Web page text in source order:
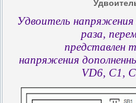
Удвоитель напряжения
раза,
представлен
напряжения
VD6, C1,